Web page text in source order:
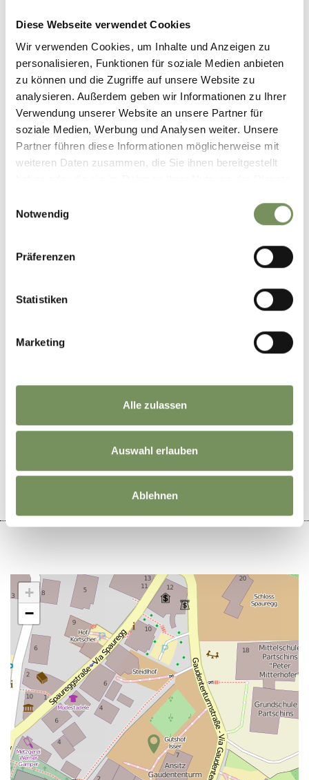
Diese Webseite verwendet Cookies
Wir verwenden Cookies, um Inhalte und Anzeigen zu
personalisieren, Funktionen für soziale Medien anbieten
zu können und die Zugriffe auf unsere Website zu
analysieren. Außerdem geben wir Informationen zu Ihrer
Verwendung unserer Website an unsere Partner für
soziale Medien, Werbung und Analysen weiter. Unsere
Partner führen diese Informationen möglicherweise mit
weiteren Daten zusammen, die Sie ihnen bereitgestellt
Notwendig
Präferenzen
Statistiken
Marketing
Alle zulassen
Auswahl erlauben
Ablehnen
Kontakt
Gaudenz Hofbrennerei / Weingut
Gaudententurmstr. 7
39020 Partschins
info@partschins.com
www.partschins.com
T+39 0473 967157
Anmeldung erforderlich
WAR DER INHALT FÜR DICH HILFREICH?
+
−